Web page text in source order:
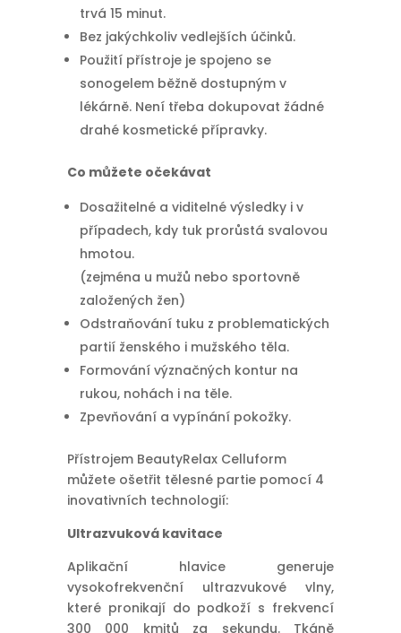
trvá 15 minut.
Bez jakýchkoliv vedlejších účinků.
Použití přístroje je spojeno se
sonogelem běžně dostupným v
lékárně. Není třeba dokupovat žádné
drahé kosmetické přípravky.
Co můžete očekávat
Dosažitelné a viditelné výsledky i v
případech, kdy tuk prorůstá svalovou
hmotou.
(zejména u mužů nebo sportovně
založených žen)
Odstraňování tuku z problematických
partií ženského i mužského těla.
Formování význačných kontur na
rukou, nohách i na těle.
Zpevňování a vypínání pokožky.
Přístrojem BeautyRelax Celluform
můžete ošetřit tělesné partie pomocí 4
inovativních technologií:
Ultrazvuková kavitace
Aplikační hlavice generuje
vysokofrekvenční ultrazvukové vlny,
které pronikají do podkoží s frekvencí
300 000 kmitů za sekundu. Tkáně